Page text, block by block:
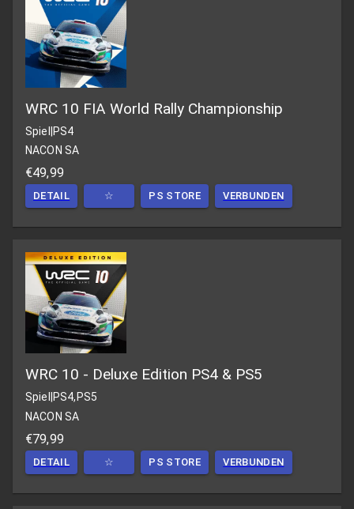
WRC 10 FIA World Rally Championship
Spiel|PS4
NACON SA
€49,99
DETAIL ☆ PS STORE VERBUNDEN
WRC 10 - Deluxe Edition PS4 & PS5
Spiel
PS4,PS5
NACON SA
€79,99
DETAIL ☆ PS STORE VERBUNDEN